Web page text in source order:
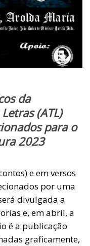
da
(ATL)
para o
2023
e em versos
por uma
divulgada a
e, em abril, a
é a publicação
graficamente,